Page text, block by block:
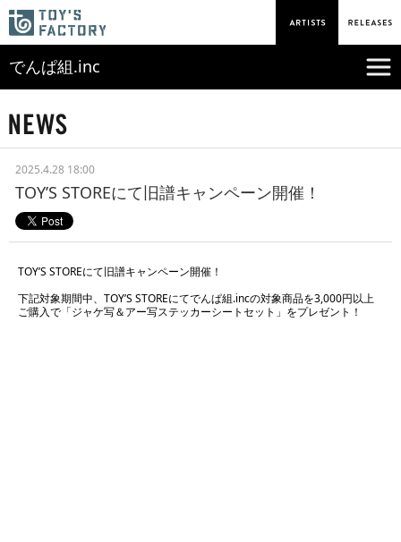
でんぱ組.inc
2025.4.28 18:00
TOY’S STOREにて旧譜キャンペーン開催！
TOY’S STOREにて旧譜キャンペーン開催！
下記対象期間中、TOY’S STOREにてでんぱ組.incの対象商品を3,000円以上
ご購入で「ジャケ写＆アー写ステッカーシートセット」をプレゼント！